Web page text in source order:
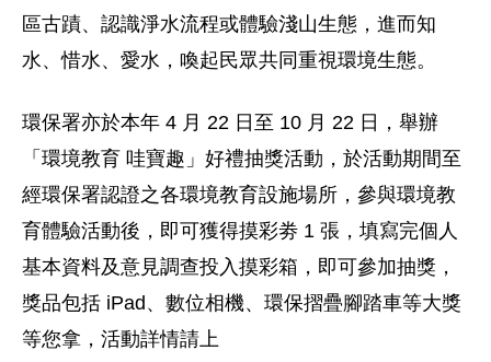
區古蹟、認識淨水流程或體驗淺山生態，進而知
水、惜水、愛水，喚起民眾共同重視環境生態。
環保署亦於本年 4 月 22 日至 10 月 22 日，舉辦
「環境教育 哇寶趣」好禮抽獎活動，於活動期間至
經環保署認證之各環境教育設施場所，參與環境教
育體驗活動後，即可獲得摸彩劵 1 張，填寫完個人
基本資料及意見調查投入摸彩箱，即可參加抽獎，
獎品包括 iPad、數位相機、環保摺疊腳踏車等大獎
等您拿，活動詳情請上